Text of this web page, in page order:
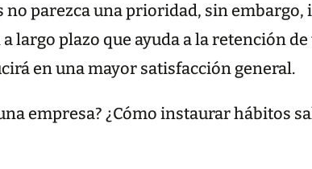
no parezca una prioridad, sin
largo plazo que ayuda a la retención
en una mayor satisfacción general.
empresa? ¿Cómo instaurar hábitos